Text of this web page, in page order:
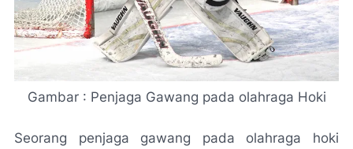
Gambar : Penjaga Gawang pada olahraga Hoki
Seorang penjaga gawang pada olahraga hoki